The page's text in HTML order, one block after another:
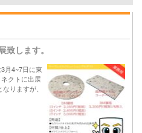
します。
月4~7日に東
クトに出展
りますが、